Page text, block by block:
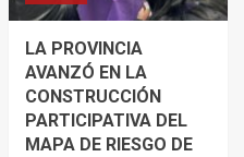
LA PROVINCIA
AVANZÓ EN LA
CONSTRUCCIÓN
PARTICIPATIVA DEL
MAPA DE RIESGO DE